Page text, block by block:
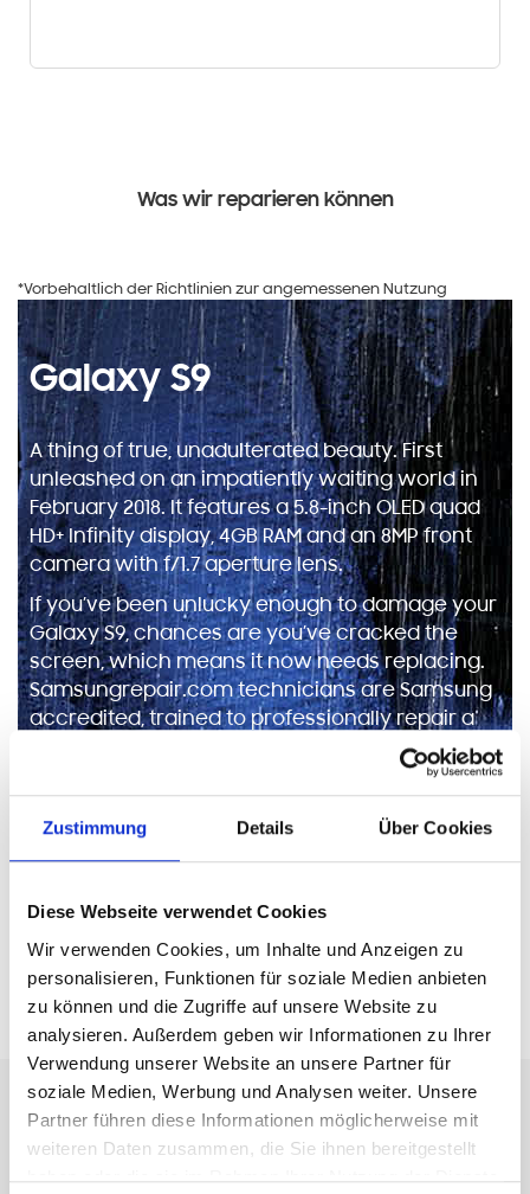
Zustimmung Details Über Cookies
Diese Webseite verwendet Cookies
Wir verwenden Cookies, um Inhalte und Anzeigen zu
personalisieren, Funktionen für soziale Medien anbieten
zu können und die Zugriffe auf unsere Website zu
analysieren. Außerdem geben wir Informationen zu Ihrer
Verwendung unserer Website an unsere Partner für
soziale Medien, Werbung und Analysen weiter. Unsere
Partner führen diese Informationen möglicherweise mit
weiteren Daten zusammen, die Sie ihnen bereitgestellt
haben oder die sie im Rahmen Ihrer Nutzung der Dienste
Was wir reparieren können
*Vorbehaltlich der Richtlinien zur angemessenen Nutzung
Galaxy S9
A thing of true, unadulterated beauty. First
unleashed on an impatiently waiting world in
February 2018. It features a 5.8-inch OLED quad
HD+ Infinity display, 4GB RAM and an 8MP front
camera with f/1.7 aperture lens.
If you’ve been unlucky enough to damage your
Galaxy S9, chances are you’ve cracked the
screen, which means it now needs replacing.
Samsungrepair.com technicians are Samsung
accredited, trained to professionally repair a
wide variety of problems. Samsungrepair.com
technicians only use genuine Samsung parts ,
remains intact.
HomeFix - Dein Gerät,
unser Service. Schnell und